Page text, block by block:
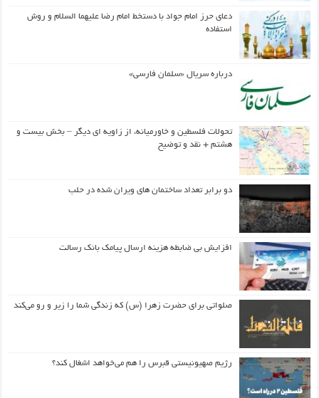
دعای حرز امام جواد با دستخط امام رضا علیهما السلام و روش
استفاده
درباره سریال «سلمان فارسی»
تحولات فلسطین و خاورمیانه، از زاویه ای دیگر – بخش بیست و
هشتم + نقد و توضیح
دو برابر تعداد ساختمان های ویران شده در حلب
افزایش بی ضابطه هزینه ارسال پیامک بانک رسالت
صلواتی برای حضرت زهرا (س) که زندگی شما را زیر و رو می‌کند
رژیم صهیونیستی قبرس را هم می‌خواهد اشغال کند؟